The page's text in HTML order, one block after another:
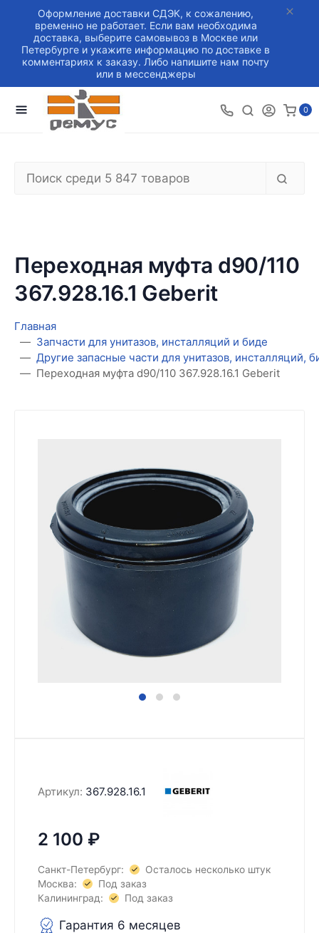
Оформление доставки СДЭК, к сожалению,
временно не работает. Если вам необходима
доставка, выберите самовывоз в Москве или
Петербурге и укажите информацию по доставке в
комментариях к заказу. Либо напишите нам почту
или в мессенджеры
0
Переходная муфта d90/110
367.928.16.1 Geberit
Главная
Запчасти для унитазов, инсталляций и биде
Другие запасные части для унитазов, инсталляций,
Переходная муфта d90/110 367.928.16.1 Geberit
Артикул: 367.928.16.1
2 100 ₽
Санкт-Петербург:
Осталось несколько штук
Москва:
Под заказ
Калининград:
Под заказ
Гарантия 6 месяцев